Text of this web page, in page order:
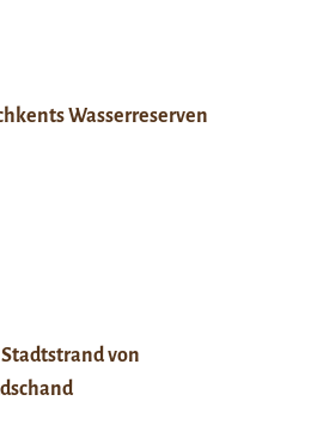
Wasserreserven
von